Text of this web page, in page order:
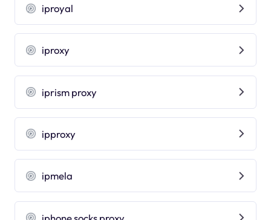
iproyal
iproxy
iprism proxy
ipproxy
ipmela